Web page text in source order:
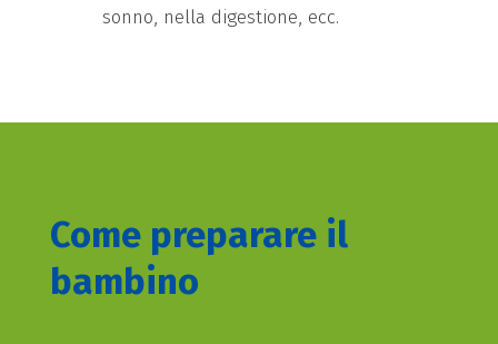
sonno, nella digestione, ecc.
Come preparare il
bambino